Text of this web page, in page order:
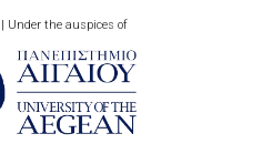
| Under the auspices of